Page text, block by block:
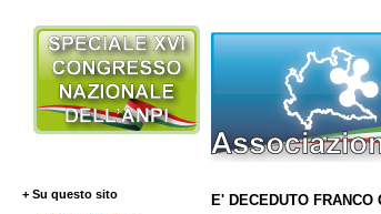
+ Su questo sito E' DECEDUTO FRANCO